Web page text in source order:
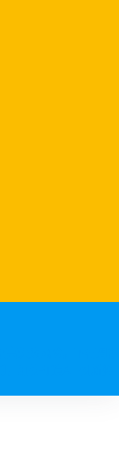
失败风险。下行周期